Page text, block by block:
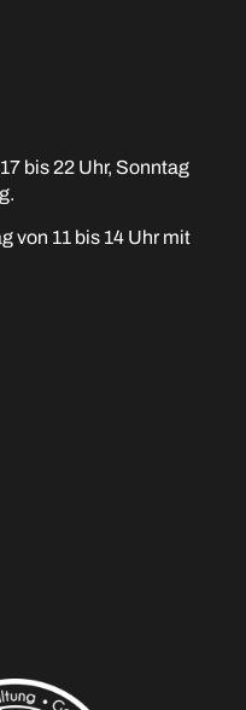
bis 22 Uhr, Sonntag
von 11 bis 14 Uhr mit